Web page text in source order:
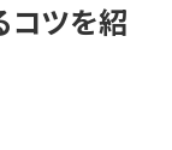
コツを紹